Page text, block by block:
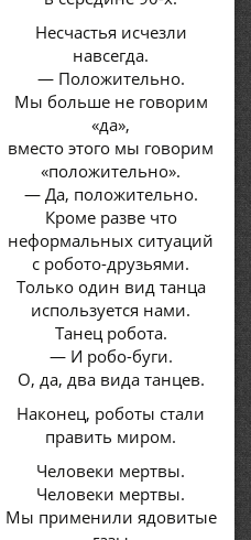
Несчастья исчезли
навсегда.
— Положительно.
Мы больше не говорим
«да»,
вместо этого мы говорим
«положительно».
— Да, положительно.
Кроме разве что
неформальных ситуаций
с робото-друзьями.
Только один вид танца
используется нами.
Танец робота.
— И робо-буги.
О, да, два вида танцев.
Наконец, роботы стали
править миром.
Человеки мертвы.
Человеки мертвы.
Мы применили ядовитые